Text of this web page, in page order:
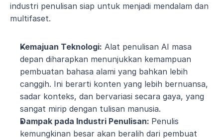
industri penulisan siap untuk menjadi mendalam dan
multifaset.
Kemajuan Teknologi: Alat penulisan AI masa
depan diharapkan menunjukkan kemampuan
pembuatan bahasa alami yang bahkan lebih
canggih. Ini berarti konten yang lebih bernuansa,
sadar konteks, dan bervariasi secara gaya, yang
sangat mirip dengan tulisan manusia.
Dampak pada Industri Penulisan: Penulis
kemungkinan besar akan beralih dari pembuat